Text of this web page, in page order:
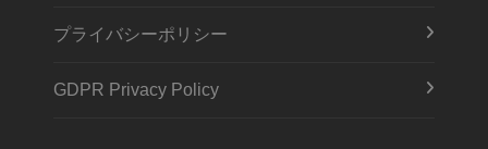
プライバシーポリシー
GDPR Privacy Policy